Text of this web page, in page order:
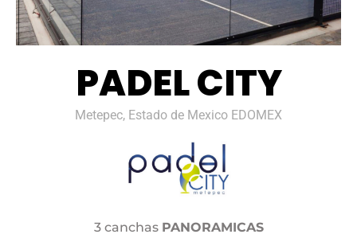
PADEL CITY
Metepec, Estado de Mexico EDOMEX
3 canchas PANORAMICAS